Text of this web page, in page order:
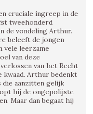
cruciale ingreep in de
tweehonderd
de vondeling Arthur.
beleeft de jongen
vele leerzame
van deze
van het Recht
kwaad. Arthur bedenkt
die aanzitten gelijk
hij de ongepolijste
Maar dan begaat hij